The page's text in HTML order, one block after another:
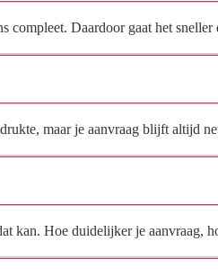
compleet. Daardoor gaat het
maar je aanvraag blijft altijd
kan. Hoe duidelijker je aanvraag,